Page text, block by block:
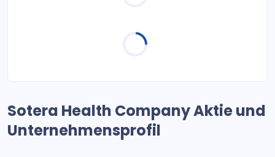
Sotera Health Company Aktie und
Unternehmensprofil